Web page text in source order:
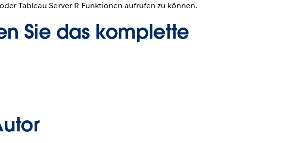
Tableau Server R-Funktionen aufrufen zu können.
Sie das komplette